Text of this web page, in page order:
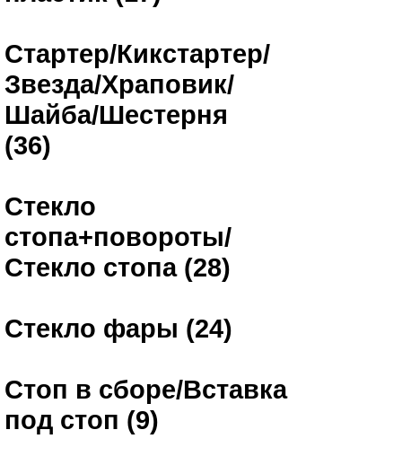
Стартер/Кикстартер/
Звезда/Храповик/
Шайба/Шестерня
(36)
Стекло
стопа+повороты/
Стекло стопа (28)
Стекло фары (24)
Стоп в сборе/Вставка
под стоп (9)